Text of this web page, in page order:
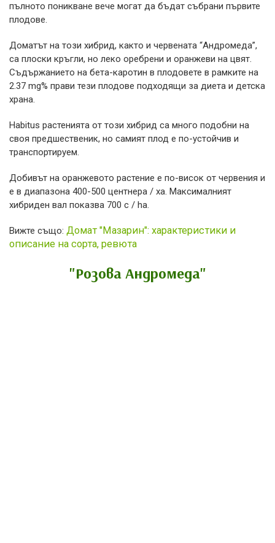
пълното поникване вече могат да бъдат събрани първите
плодове.
Доматът на този хибрид, както и червената “Андромеда”,
са плоски кръгли, но леко оребрени и оранжеви на цвят.
Съдържанието на бета-каротин в плодовете в рамките на
2.37 mg% прави тези плодове подходящи за диета и детска
храна.
Habitus растенията от този хибрид са много подобни на
своя предшественик, но самият плод е по-устойчив и
транспортируем.
Добивът на оранжевото растение е по-висок от червения и
е в диапазона 400-500 центнера / ха. Максималният
хибриден вал показва 700 c / ha.
Вижте също: Домат "Мазарин": характеристики и
описание на сорта, ревюта
"Розова Андромеда"